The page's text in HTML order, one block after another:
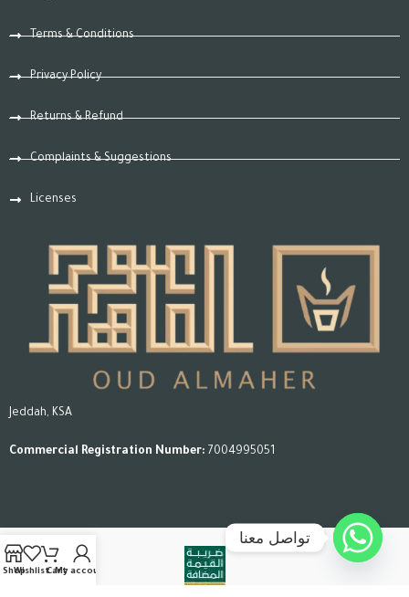
Terms & Conditions
Privacy Policy
Returns & Refund
Complaints & Suggestions
Licenses
Jeddah, KSA
Commercial Registration Number: 7004995051
ShopWishlistCart
My account
تواصل معنا